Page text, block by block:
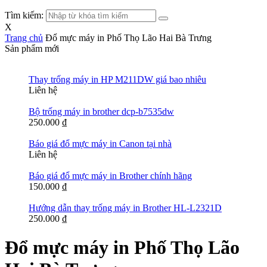
Tìm kiếm:
X
Trang chủ Đổ mực máy in Phố Thọ Lão Hai Bà Trưng
Sản phẩm mới
Thay trống máy in HP M211DW giá bao nhiêu
Liên hệ
Bộ trống máy in brother dcp-b7535dw
250.000 ₫
Báo giá đổ mực máy in Canon tại nhà
Liên hệ
Báo giá đổ mực máy in Brother chính hãng
150.000 ₫
Hướng dẫn thay trống máy in Brother HL-L2321D
250.000 ₫
Đổ mực máy in Phố Thọ Lão